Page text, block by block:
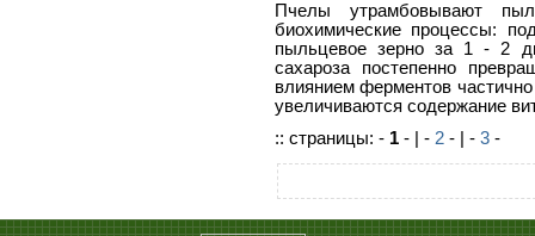
Пчелы утрамбовывают
биохимические процессы:
пыльцевое зерно за 1 - 2
сахароза постепенно
влиянием ферментов
увеличиваются содержание
:: страницы: - 1 - | - 2 - | - 3 -